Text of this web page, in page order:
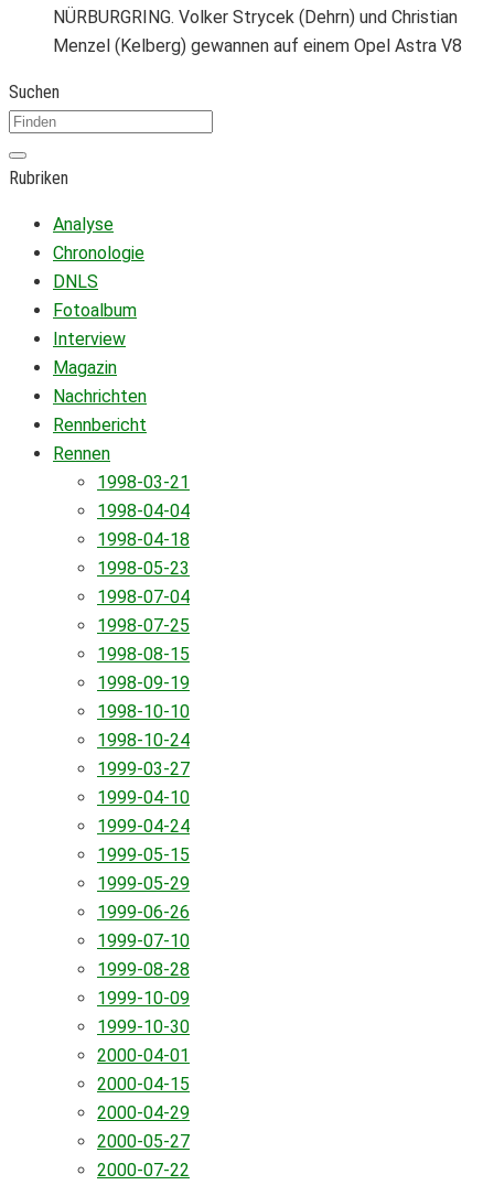
NÜRBURGRING. Volker Strycek (Dehrn) und Christian
Menzel (Kelberg) gewannen auf einem Opel Astra V8
Suchen
Rubriken
Analyse
Chronologie
DNLS
Fotoalbum
Interview
Magazin
Nachrichten
Rennbericht
Rennen
1998-03-21
1998-04-04
1998-04-18
1998-05-23
1998-07-04
1998-07-25
1998-08-15
1998-09-19
1998-10-10
1998-10-24
1999-03-27
1999-04-10
1999-04-24
1999-05-15
1999-05-29
1999-06-26
1999-07-10
1999-08-28
1999-10-09
1999-10-30
2000-04-01
2000-04-15
2000-04-29
2000-05-27
2000-07-22